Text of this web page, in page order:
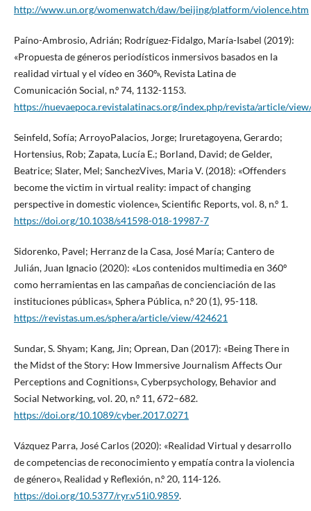
http://www.un.org/womenwatch/daw/beijing/platform/violence.htm
Paíno-Ambrosio, Adrián; Rodríguez-Fidalgo, María-Isabel (2019):
«Propuesta de géneros periodísticos inmersivos basados en la
realidad virtual y el vídeo en 360º», Revista Latina de
Comunicación Social, n.º 74, 1132-1153.
https://nuevaepoca.revistalatinacs.org/index.php/revista/article/
Seinfeld, Sofía; ArroyoPalacios, Jorge; Iruretagoyena, Gerardo;
Hortensius, Rob; Zapata, Lucía E.; Borland, David; de Gelder,
Beatrice; Slater, Mel; SanchezVives, Maria V. (2018): «Offenders
become the victim in virtual reality: impact of changing
perspective in domestic violence», Scientific Reports, vol. 8, n.º 1.
https://doi.org/10.1038/s41598-018-19987-7
Sidorenko, Pavel; Herranz de la Casa, José María; Cantero de
Julián, Juan Ignacio (2020): «Los contenidos multimedia en 360º
como herramientas en las campañas de concienciación de las
instituciones públicas», Sphera Pública, n.º 20 (1), 95-118.
https://revistas.um.es/sphera/article/view/424621
Sundar, S. Shyam; Kang, Jin; Oprean, Dan (2017): «Being There in
the Midst of the Story: How Immersive Journalism Affects Our
Perceptions and Cognitions», Cyberpsychology, Behavior and
Social Networking, vol. 20, n.º 11, 672–682.
https://doi.org/10.1089/cyber.2017.0271
Vázquez Parra, José Carlos (2020): «Realidad Virtual y desarrollo
de competencias de reconocimiento y empatía contra la violencia
de género», Realidad y Reflexión, n.º 20, 114-126.
https://doi.org/10.5377/ryr.v51i0.9859.